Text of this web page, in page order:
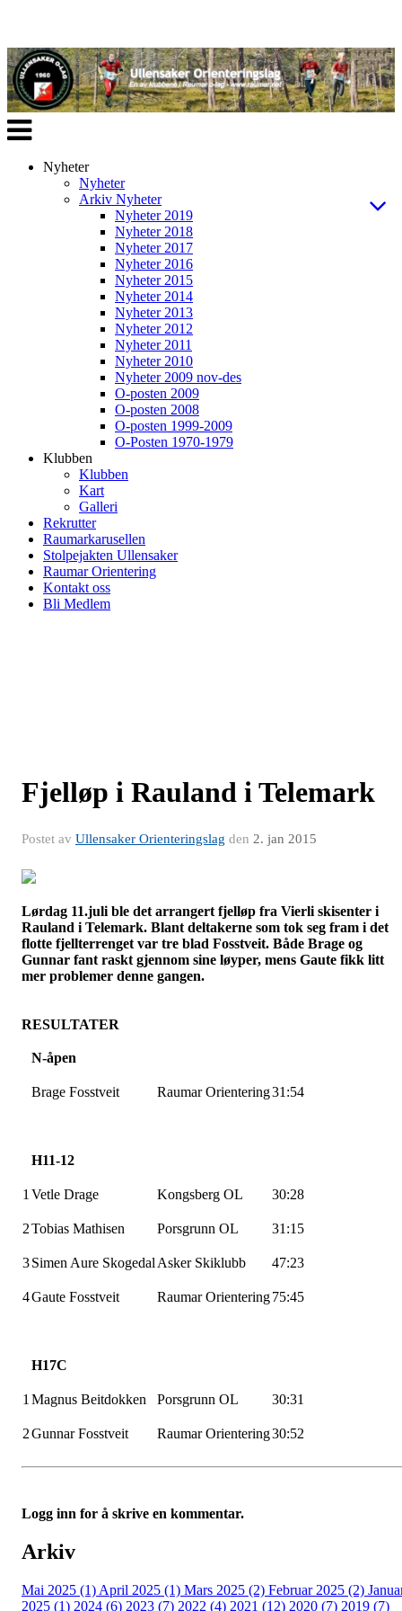
Veksle
navigasjon
Nyheter
Nyheter
Arkiv Nyheter
Nyheter 2019
Nyheter 2018
Nyheter 2017
Nyheter 2016
Nyheter 2015
Nyheter 2014
Nyheter 2013
Nyheter 2012
Nyheter 2011
Nyheter 2010
Nyheter 2009 nov-des
O-posten 2009
O-posten 2008
O-posten 1999-2009
O-Posten 1970-1979
Klubben
Klubben
Kart
Galleri
Rekrutter
Raumarkarusellen
Stolpejakten Ullensaker
Raumar Orientering
Kontakt oss
Bli Medlem
Fjelløp i Rauland i Telemark
Postet av Ullensaker Orienteringslag den 2. jan 2015
Lørdag 11.juli ble det arrangert fjelløp fra Vierli skisenter i
Rauland i Telemark. Blant deltakerne som tok seg fram i det
flotte fjellterrenget var tre blad Fosstveit. Både Brage og
Gunnar fant raskt gjennom sine løyper, mens Gaute fikk litt
mer problemer denne gangen.
RESULTATER
N-åpen
Brage Fosstveit RaumarOrientering31:54
H11-12
1 Vetle Drage Kongsberg OL 30:28
2Tobias Mathisen Porsgrunn OL 31:15
3Simen Aure Skogedal Asker Skiklubb 47:23
4Gaute Fosstveit RaumarOrientering75:45
H17C
1 Magnus Beitdokken Porsgrunn OL 30:31
2Gunnar Fosstveit RaumarOrientering30:52
Logg inn for å skrive en kommentar.
Arkiv
Mai 2025 (1) April 2025 (1) Mars 2025 (2) Februar 2025 (2)
2025 (1) 2024 (6) 2023 (7) 2022 (4) 2021 (12) 2020 (7) 2019 (7)